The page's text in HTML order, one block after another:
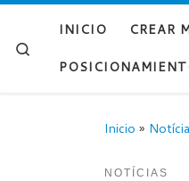
Saltar al contenido
INICIO CREAR
Inicio »
NOTÍCIAS